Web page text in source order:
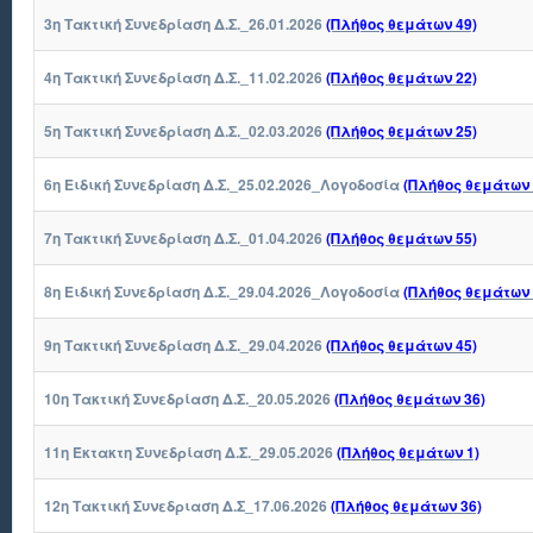
3η Τακτική Συνεδρίαση Δ.Σ._26.01.2026 (Πλήθος θεμάτων 49)
4η Τακτική Συνεδρίαση Δ.Σ._11.02.2026 (Πλήθος θεμάτων 22)
5η Τακτική Συνεδρίαση Δ.Σ._02.03.2026 (Πλήθος θεμάτων 25)
6η Ειδική Συνεδρίαση Δ.Σ._25.02.2026_Λογοδοσία(Πλήθος θεμάτων
7η Τακτική Συνεδρίαση Δ.Σ._01.04.2026 (Πλήθος θεμάτων 55)
8η Ειδική Συνεδρίαση Δ.Σ._29.04.2026_Λογοδοσία(Πλήθος θεμάτων
9η Τακτική Συνεδρίαση Δ.Σ._29.04.2026 (Πλήθος θεμάτων 45)
10η Τακτική Συνεδρίαση Δ.Σ._20.05.2026 (Πλήθος θεμάτων 36)
11η Έκτακτη Συνεδρίαση Δ.Σ._29.05.2026 (Πλήθος θεμάτων 1)
12η Τακτική Συνεδριαση Δ.Σ_17.06.2026 (Πλήθος θεμάτων 36)